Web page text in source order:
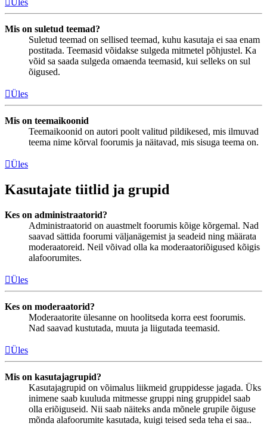
Mis on suletud teemad?
Suletud teemad on sellised teemad, kuhu kasutaja ei saa enam
postitada. Teemasid võidakse sulgeda mitmetel põhjustel. Ka
võid sa saada sulgeda omaenda teemasid, kui selleks on sul
õigused.
Üles
Mis on teemaikoonid
Teemaikoonid on autori poolt valitud pildikesed, mis ilmuvad
teema nime kõrval foorumis ja näitavad, mis sisuga teema on.
Üles
Kasutajate tiitlid ja grupid
Kes on administraatorid?
Administraatorid on auastmelt foorumis kõige kõrgemal. Nad
saavad sättida foorumi väljanägemist ja seadeid ning määrata
moderaatoreid. Neil võivad olla ka moderaatoriõigused kõigis
alafoorumites.
Üles
Kes on moderaatorid?
Moderaatorite ülesanne on hoolitseda korra eest foorumis.
Nad saavad kustutada, muuta ja liigutada teemasid.
Üles
Mis on kasutajagrupid?
Kasutajagrupid on võimalus liikmeid gruppidesse jagada. Üks
inimene saab kuuluda mitmesse gruppi ning gruppidel saab
olla eriõiguseid. Nii saab näiteks anda mõnele grupile õiguse
mõnda alafoorumite kasutada, kuigi teised seda teha ei saa..